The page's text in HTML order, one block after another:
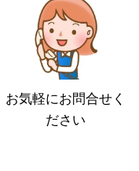
お気軽にお問合せく
ださい